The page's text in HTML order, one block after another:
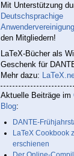
Mit Unterstützung
Deutschsprachige
den Mitgliedern!
LaTeX-Bücher als
Geschenk für
Mehr dazu:
Aktuelle Beiträge im
Blog:
DANTE-
LaTeX Cookbook
erschienen